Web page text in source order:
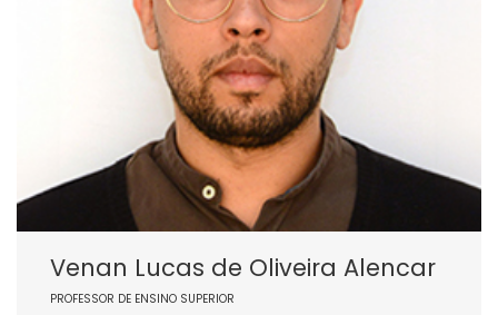
Venan Lucas de Oliveira Alencar
PROFESSOR DE ENSINO SUPERIOR